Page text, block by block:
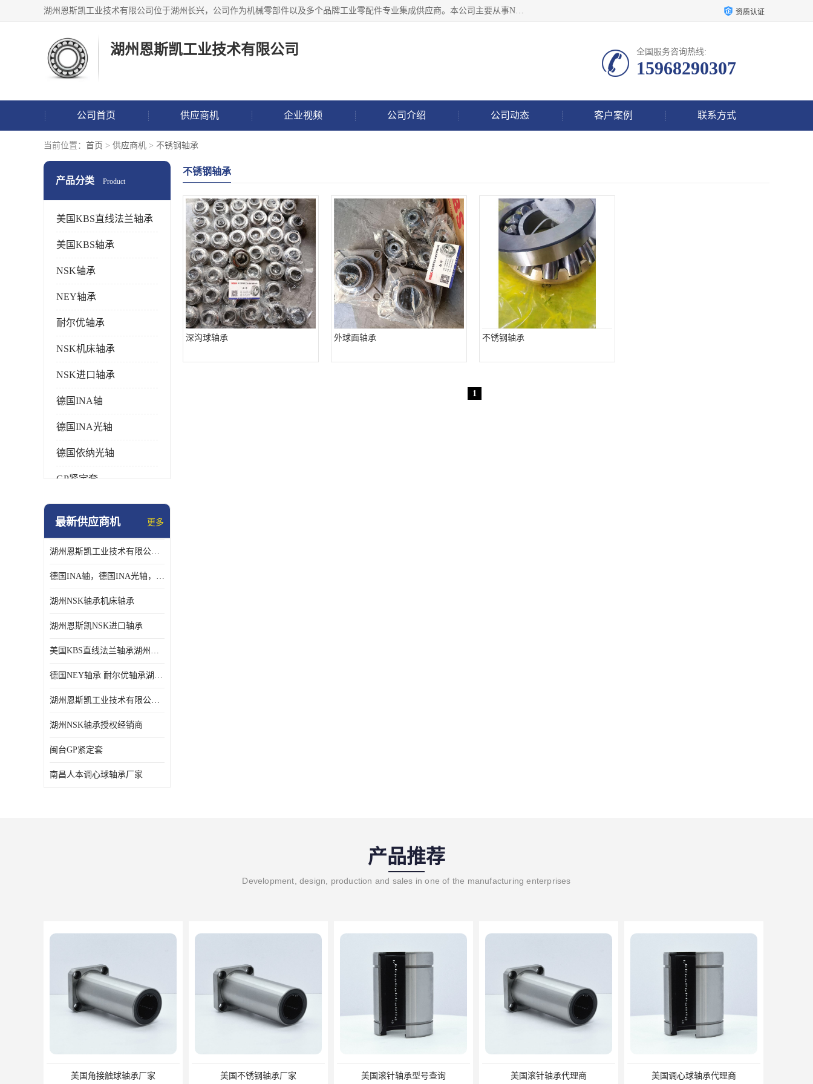
湖州恩斯凯工业技术有限公司位于湖州长兴，公司作为机械零部件以及多个品牌工业零配件专业集成供应商。本公司主要从事NSK进口轴承、SKF进口轴承、FAG进口轴承、NTN进口轴承、国产轴承：ZWZ、HRB、C&U轴承外球面轴承、导轨、丝杠、滑块、 润滑油、工业皮带及其他工业零部件的销售. 资质认证
湖州恩斯凯工业技术有限公司 全国服务咨询热线:
15968290307
公司首页 供应商机 企业视频 公司介绍 公司动态 客户案例 联系方式
当前位置： 首页 > 供应商机 > 不锈钢轴承
产品分类 Product
美国KBS直线法兰轴承
美国KBS轴承
NSK轴承
NEY轴承
耐尔优轴承
NSK机床轴承
NSK进口轴承
德国INA轴
德国INA光轴
德国依纳光轴
GP紧定套
SKF轴承
日本NSK进口轴承
德国INA进口轴承
最新供应商机 更多
湖州恩斯凯工业技术有限公司 湖州NSK轴承
德国INA轴，德国INA光轴，德国依纳光轴
湖州NSK轴承机床轴承
湖州恩斯凯NSK进口轴承
美国KBS直线法兰轴承湖州KBS轴承
德国NEY轴承 耐尔优轴承湖州代理商
湖州恩斯凯工业技术有限公司NSK轴承*经销商
湖州NSK轴承授权经销商
闽台GP紧定套
南昌人本调心球轴承厂家
不锈钢轴承
深沟球轴承 外球面轴承 不锈钢轴承
1
产品推荐
Development, design, production and sales in one of the manufacturing enterprises
美国角接触球轴承厂家 美国不锈钢轴承厂家 美国滚针轴承型号查询 美国滚针轴承代理商 美国调心球轴承代理商